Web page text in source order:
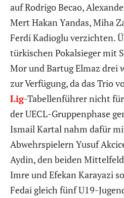
auf Rodrigo Becao,
Mert Hakan Yandas, Miha
Ferdi Kadioglu verzichten.
türkischen Pokalsieger mit
Mor und Bartug Elmaz drei
zur Verfügung, da das Trio
Lig-Tabellenführer nicht
der UECL-Gruppenphase
Ismail Kartal nahm dafür
Abwehrspielern Yusuf
Aydin, den beiden
Imre und Efekan Karayazi
Fedai gleich fünf U19-